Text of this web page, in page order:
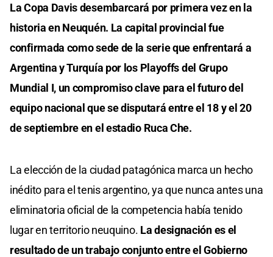
La Copa Davis desembarcará por primera vez en la
historia en Neuquén. La capital provincial fue
confirmada como sede de la serie que enfrentará a
Argentina y Turquía por los Playoffs del Grupo
Mundial I, un compromiso clave para el futuro del
equipo nacional que se disputará entre el 18 y el 20
de septiembre en el estadio Ruca Che.
La elección de la ciudad patagónica marca un hecho
inédito para el tenis argentino, ya que nunca antes una
eliminatoria oficial de la competencia había tenido
lugar en territorio neuquino. La designación es el
resultado de un trabajo conjunto entre el Gobierno